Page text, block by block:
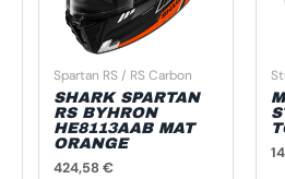
Spartan RS / RS Carbon
SHARK SPARTAN
RS BYHRON
HE8113AAB MAT
ORANGE
424,58€
Opcije
odabrati
stranici